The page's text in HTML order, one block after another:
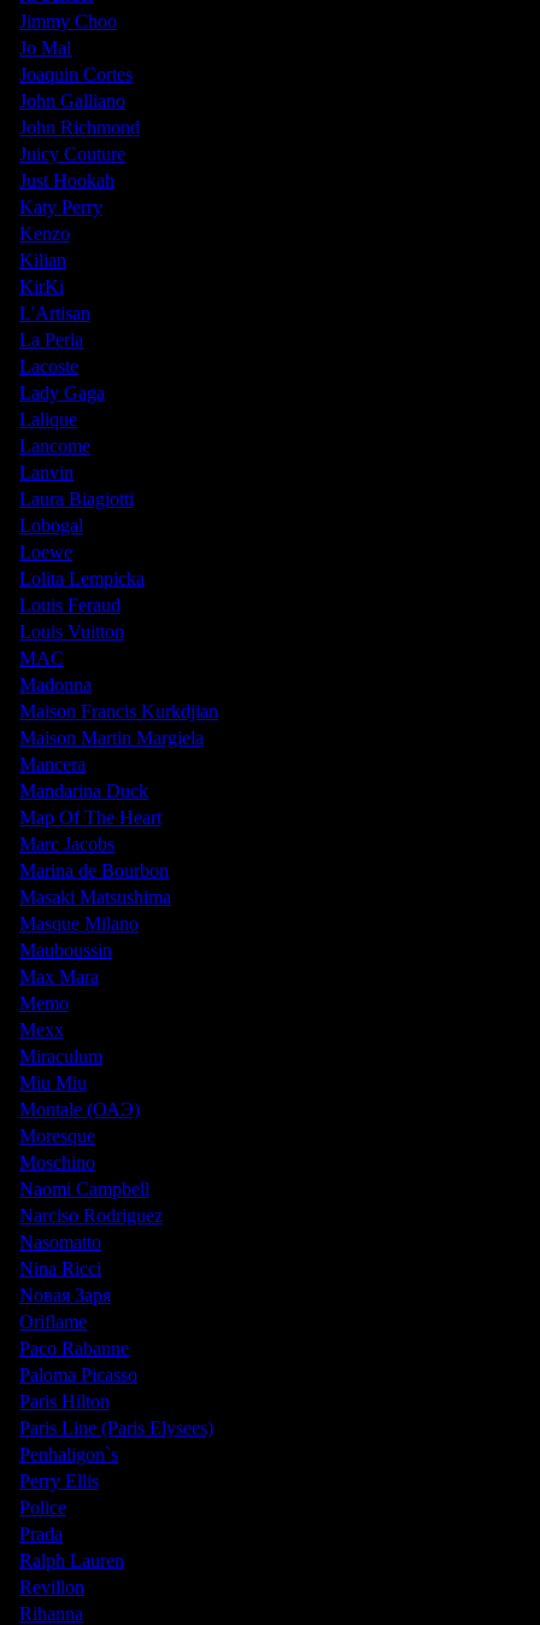
Jimmy Choo
Jo Mal
Joaquin Cortes
John Galliano
John Richmond
Juicy Couture
Just Hookah
Katy Perry
Kenzo
Kilian
KirKi
L'Artisan
La Perla
Lacoste
Lady Gaga
Lalique
Lancome
Lanvin
Laura Biagiotti
Lobogal
Loewe
Lolita Lempicka
Louis Feraud
Louis Vuitton
MAC
Madonna
Maison Francis Kurkdjian
Maison Martin Margiela
Mancera
Mandarina Duck
Map Of The Heart
Marc Jacobs
Marina de Bourbon
Masaki Matsushima
Masque Milano
Mauboussin
Max Mara
Memo
Mexx
Miraculum
Miu Miu
Montale (ОАЭ)
Moresque
Moschino
Naomi Campbell
Narciso Rodriguez
Nasomatto
Nina Ricci
Nовая Заря
Oriflame
Paco Rabanne
Paloma Picasso
Paris Hilton
Paris Line (Paris Elysees)
Penhaligon`s
Perry Ellis
Police
Prada
Ralph Lauren
Revillon
Rihanna